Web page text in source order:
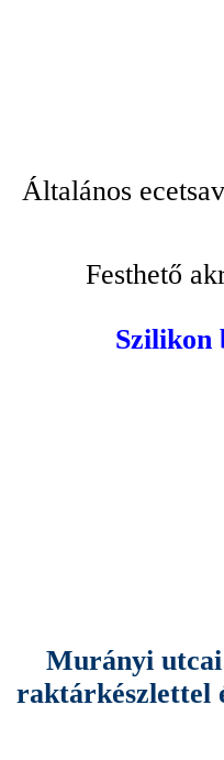
Általános
Festhető
Szilikon
Murányi utcai
raktárkészlettel